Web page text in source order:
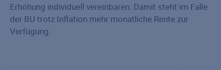
Erhöhung individuell vereinbaren. Damit steht im Falle
der BU trotz Inflation mehr monatliche Rente zur
Verfügung.